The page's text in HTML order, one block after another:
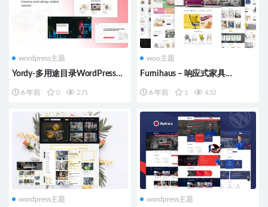
wordpress主题
Yordy-多用途目录WordPress主
6 年前 0 271
woo主题
Furnihaus – 响应式家具
6 年前 1 432
wordpress主题 wordpress主题